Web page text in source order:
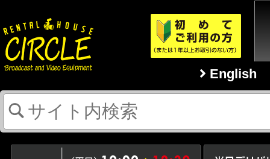
English